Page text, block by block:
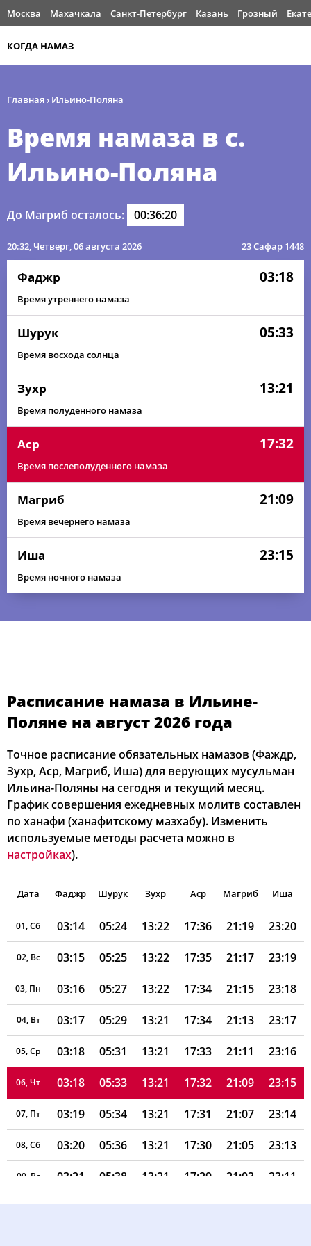
Москва Махачкала Санкт-Петербург Казань Грозный
КОГДА НАМАЗ
Главная› Ильино-Поляна
Время намаза в с.
Ильино-Поляна
До Магриб осталось: 00:36:20
20:32, Четверг, 06 августа 2026 23 Сафар 1448
Фаджр 03:18
Время утреннего намаза
Шурук 05:33
Время восхода солнца
Зухр 13:21
Время полуденного намаза
Аср 17:32
Время послеполуденного намаза
Магриб 21:09
Время вечернего намаза
Иша 23:15
Время ночного намаза
Расписание намаза в Ильине-
Поляне на август 2026 года
Точное расписание обязательных намазов (Фаждр,
Зухр, Аср, Магриб, Иша) для верующих мусульман
Ильина-Поляны на сегодня и текущий месяц.
График совершения ежедневных молитв составлен
по ханафи (ханафитскому мазхабу). Изменить
используемые методы расчета можно в
настройках).
Дата Фаджр Шурук Зухр Аср Магриб Иша
01, Сб 03:14 05:24 13:22 17:36 21:19 23:20
02, Вс 03:15 05:25 13:22 17:35 21:17 23:19
03, Пн 03:16 05:27 13:22 17:34 21:15 23:18
04, Вт 03:17 05:29 13:21 17:34 21:13 23:17
05, Ср 03:18 05:31 13:21 17:33 21:11 23:16
06, Чт 03:18 05:33 13:21 17:32 21:09 23:15
07, Пт 03:19 05:34 13:21 17:31 21:07 23:14
08, Сб 03:20 05:36 13:21 17:30 21:05 23:13
09, Вс 03:21 05:38 13:21 17:29 21:03 23:11
10, Пн 03:21 05:40 13:21 17:28 21:00 23:10